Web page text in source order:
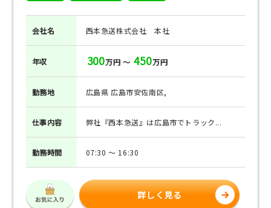
会社名 西本急送株式会社 本社
年収 300万円 ～ 450万円
勤務地 広島県 広島市安佐南区,
仕事内容 弊社『西本急送』は広島市でトラック...
勤務時間 07:30 ～ 16:30
詳しく見る